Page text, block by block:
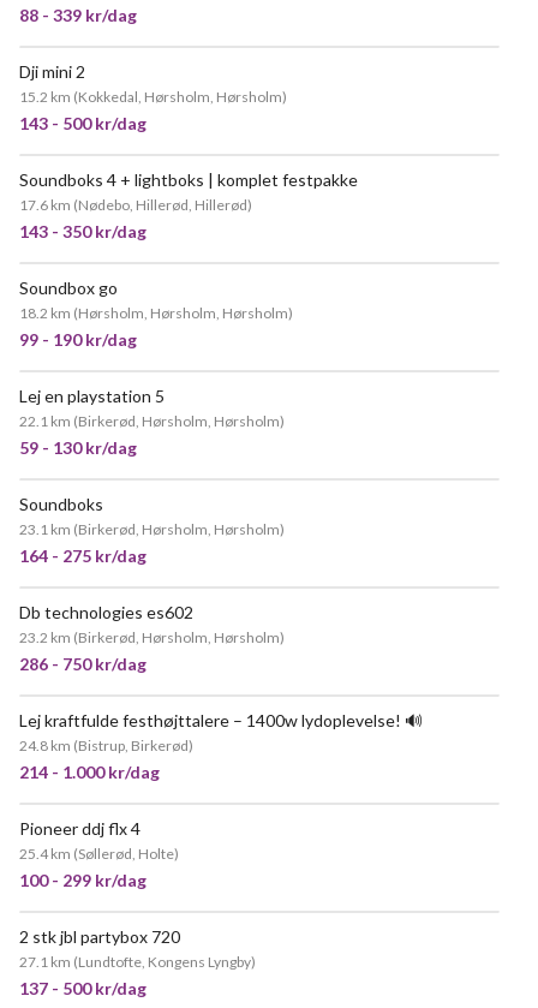
88 - 339 kr/dag
Dji mini 2
15.2 km (Kokkedal, Hørsholm, Hørsholm)
143 - 500 kr/dag
Soundboks 4 + lightboks | komplet festpakke
17.6 km (Nødebo, Hillerød, Hillerød)
143 - 350 kr/dag
Soundbox go
18.2 km (Hørsholm, Hørsholm, Hørsholm)
99 - 190 kr/dag
Lej en playstation 5
22.1 km (Birkerød, Hørsholm, Hørsholm)
59 - 130 kr/dag
Soundboks
23.1 km (Birkerød, Hørsholm, Hørsholm)
164 - 275 kr/dag
Db technologies es602
23.2 km (Birkerød, Hørsholm, Hørsholm)
286 - 750 kr/dag
Lej kraftfulde festhøjttalere – 1400w lydoplevelse! 🔊
24.8 km (Bistrup, Birkerød)
214 - 1.000 kr/dag
Pioneer ddj flx 4
25.4 km (Søllerød, Holte)
100 - 299 kr/dag
2 stk jbl partybox 720
27.1 km (Lundtofte, Kongens Lyngby)
137 - 500 kr/dag